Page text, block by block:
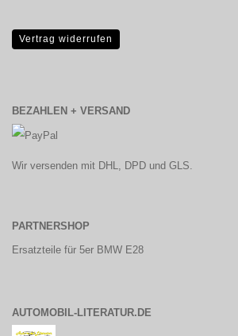
Vertrag widerrufen
BEZAHLEN + VERSAND
Wir versenden mit DHL, DPD und GLS.
PARTNERSHOP
Ersatzteile für 5er BMW E28
AUTOMOBIL-LITERATUR.DE